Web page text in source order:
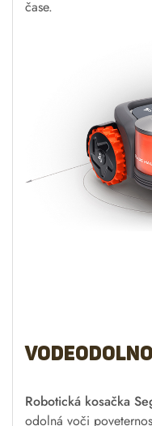
Robotická kosačka
odolná voči
vode. Čistenie je teda